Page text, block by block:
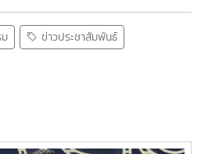
ข่าวประชาสัมพันธ์